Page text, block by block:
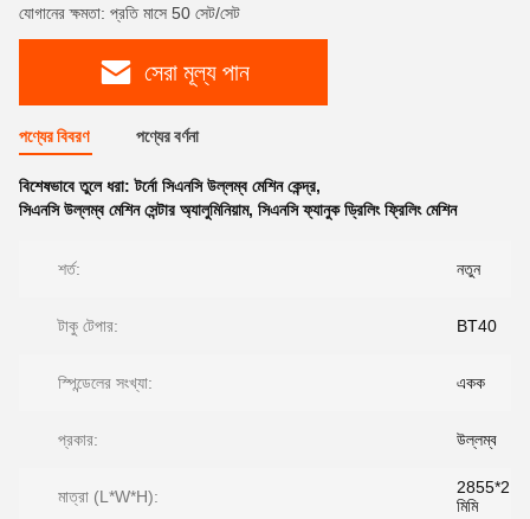
যোগানের ক্ষমতা: প্রতি মাসে 50 সেট/সেট
সেরা মূল্য পান
পণ্যের বিবরণ পণ্যের বর্ণনা
বিশেষভাবে তুলে ধরা:টর্নো সিএনসি উল্লম্ব মেশিন কেন্দ্র,
সিএনসি উল্লম্ব মেশিন সেন্টার অ্যালুমিনিয়াম, সিএনসি ফ্যানুক ড্রিলিং ফ্রিলিং মেশিন
শর্ত: নতুন
টাকু টেপার: BT40
স্পিন্ডেলের সংখ্যা: একক
প্রকার: উল্লম্ব
মাত্রা (L*W*H):
মিমি